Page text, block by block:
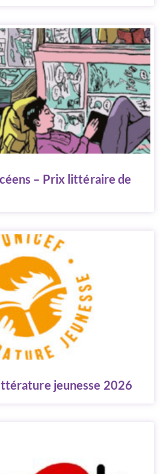
– Prix littéraire de
jeunesse 2026